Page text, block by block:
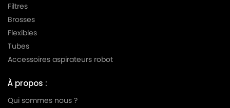
Filtres
Brosses
Flexibles
Tubes
Accessoires aspirateurs robot
À propos :
Qui sommes nous ?